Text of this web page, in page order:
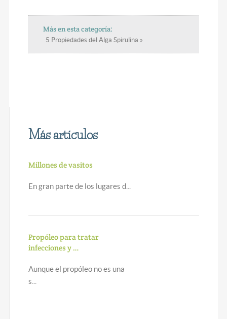
Más en esta categoría:
5 Propiedades del Alga Spirulina »
Más artículos
Millones de vasitos
En gran parte de los lugares d...
Propóleo para tratar
infecciones y …
Aunque el propóleo no es una
s...